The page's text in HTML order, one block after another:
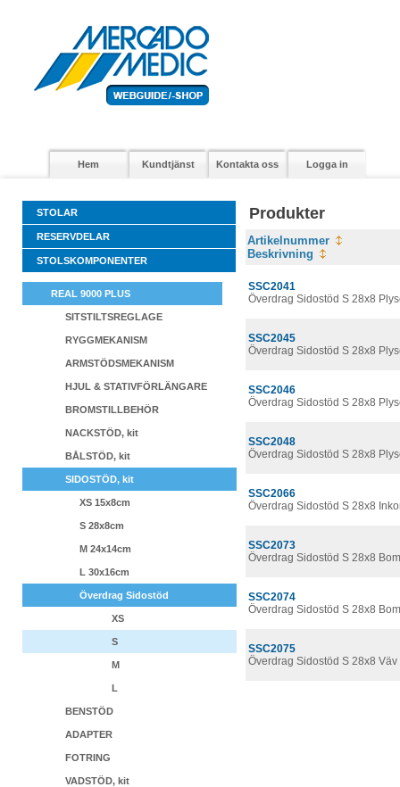
Hem Kundtjänst Kontakta oss Logga in
STOLAR
RESERVDELAR
STOLSKOMPONENTER
REAL 9000 PLUS
SITSTILTSREGLAGE
RYGGMEKANISM
ARMSTÖDSMEKANISM
HJUL & STATIVFÖRLÄNGARE
BROMSTILLBEHÖR
NACKSTÖD, kit
BÅLSTÖD, kit
SIDOSTÖD, kit
XS 15x8cm
S 28x8cm
M 24x14cm
L 30x16cm
Överdrag Sidostöd
XS
S
M
L
BENSTÖD
ADAPTER
FOTRING
VADSTÖD, kit
Produkter
Artikelnummer
Beskrivning
SSC2041
Överdrag Sidostöd S 28x8
SSC2045
Överdrag Sidostöd S 28x8
SSC2046
Överdrag Sidostöd S 28x8
SSC2048
Överdrag Sidostöd S 28x8
SSC2066
Överdrag Sidostöd S 28x8
SSC2073
Överdrag Sidostöd S 28x8
SSC2074
Överdrag Sidostöd S 28x8
SSC2075
Överdrag Sidostöd S 28x8